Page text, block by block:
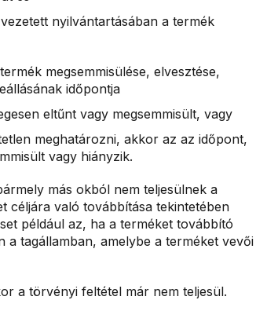
nyilvántartásában a termék
megsemmisülése, elvesztése,
időpontja
eltűnt vagy megsemmisült, vagy
meghatározni, akkor az az időpont,
vagy hiányzik.
más okból nem teljesülnek a
céljára való továbbítása tekintetében
például az, ha a terméket továbbító
a tagállamban, amelybe a terméket vevői
a törvényi feltétel már nem teljesül.